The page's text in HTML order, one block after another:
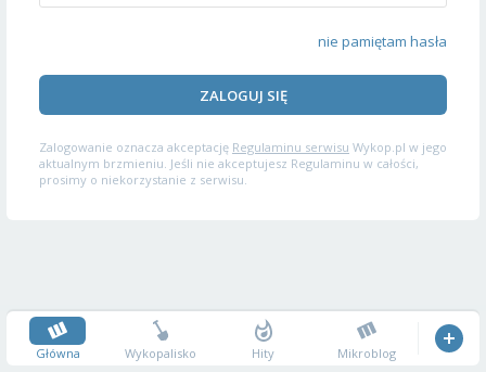
nie pamiętam hasła
ZALOGUJ SIĘ
Zalogowanie oznacza akceptację Regulaminu serwisu Wykop.pl w jego
aktualnym brzmieniu. Jeśli nie akceptujesz Regulaminu w całości,
prosimy o niekorzystanie z serwisu.
Główna Wykopalisko Hity Mikroblog